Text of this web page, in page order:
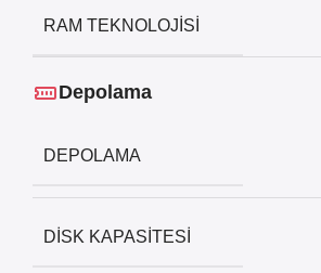
RAM TEKNOLOJISI
Depolama
DEPOLAMA
DISK KAPASITESI